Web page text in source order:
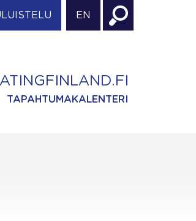
EN
TAPAHTUMAKALENTERI